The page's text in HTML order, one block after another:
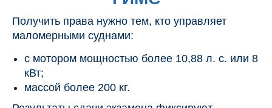
Получить права нужно тем, кто управляет
маломерными суднами:
с мотором мощностью более 10,88 л. с. или 8
кВт;
массой более 200 кг.